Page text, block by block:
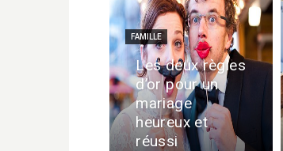
FAMILLE
Les deux règles
d’or pour un
mariage
heureux et
réussi